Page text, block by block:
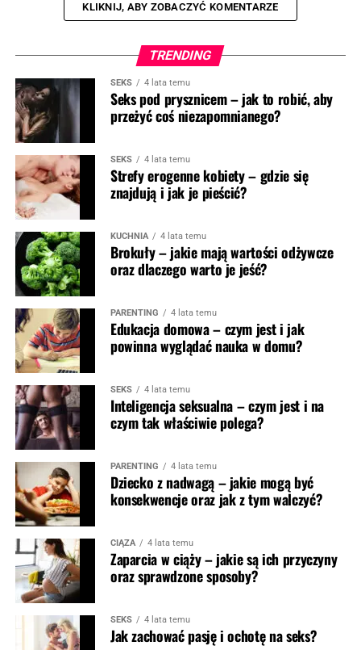
KLIKNIJ, ABY ZOBACZYĆ KOMENTARZE
TRENDING
SEKS 4 lata temu
Seks pod prysznicem – jak to robić, aby
przeżyć coś niezapomnianego?
SEKS 4 lata temu
Strefy erogenne kobiety – gdzie się
znajdują i jak je pieścić?
KUCHNIA 4 lata temu
Brokuły – jakie mają wartości odżywcze
oraz dlaczego warto je jeść?
PARENTING 4 lata temu
Edukacja domowa – czym jest i jak
powinna wyglądać nauka w domu?
SEKS 4 lata temu
Inteligencja seksualna – czym jest i na
czym tak właściwie polega?
PARENTING 4 lata temu
Dziecko z nadwagą – jakie mogą być
konsekwencje oraz jak z tym walczyć?
CIĄŻA 4 lata temu
Zaparcia w ciąży – jakie są ich przyczyny
oraz sprawdzone sposoby?
SEKS 4 lata temu
Jak zachować pasję i ochotę na seks?